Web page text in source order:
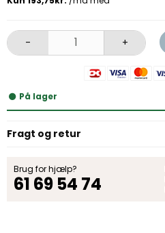
- +
På lager
Fragt og retur
Brug for hjælp?
61 69 54 74